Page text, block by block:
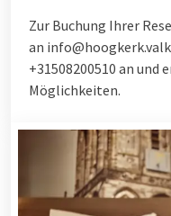
Zur Buchung Ihrer
an
+31508200510 an und
Möglichkeiten.